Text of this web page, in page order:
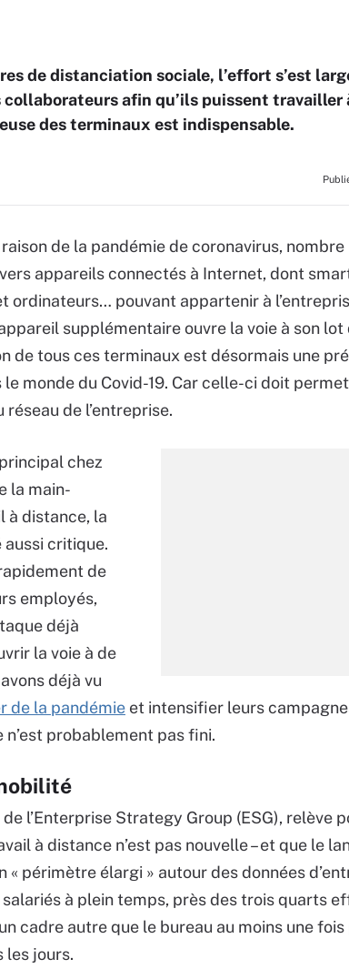
de distanciation sociale, l’effort s’est
afin qu’ils puissent travailler
des terminaux est indispensable.
de la pandémie de coronavirus, nombre
appareils connectés à Internet, dont
pouvant appartenir à
supplémentaire ouvre la voie à son lot
de tous ces terminaux est désormais une
monde du Covid-19. Car celle-ci doit
réseau de l’entreprise.
chez
la main-
à distance, la
aussi critique.
de
employés,
déjà
la voie à de
déjà vu
de la pandémie et intensifier leurs
n’est probablement pas fini.
l’Enterprise Strategy Group (ESG), relève
à distance n’est pas nouvelle – et que le
« périmètre élargi » autour des données
à plein temps, près des trois quarts
cadre autre que le bureau au moins une fois
les jours.